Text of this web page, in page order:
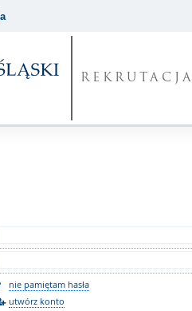
REKRUTACJA
nie pamiętam hasła
utwórz konto